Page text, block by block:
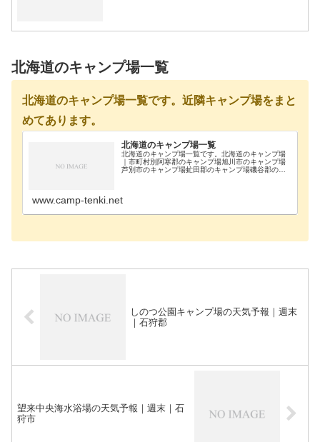
北海道のキャンプ場一覧
北海道のキャンプ場一覧です。近隣キャンプ場をまと
めてあります。
北海道のキャンプ場一覧
北海道のキャンプ場一覧です。北海道のキャンプ場
｜市町村別阿寒郡のキャンプ場旭川市のキャンプ場
芦別市のキャンプ場虻田郡のキャンプ場磯谷郡のキ
www.camp-tenki.net
しのつ公園キャンプ場の天気予報｜週末
｜石狩郡
望来中央海水浴場の天気予報｜週末｜石
狩市